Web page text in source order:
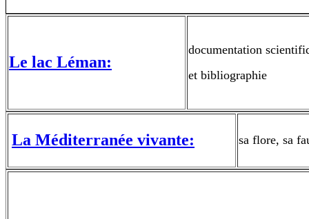
Le lac Léman:
documentation
et bibliographie
La Méditerranée vivante: sa flore, sa